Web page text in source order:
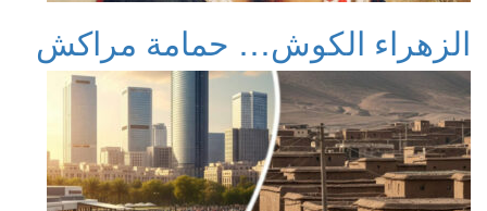
الزهراء الكوش… حمامة مراكش